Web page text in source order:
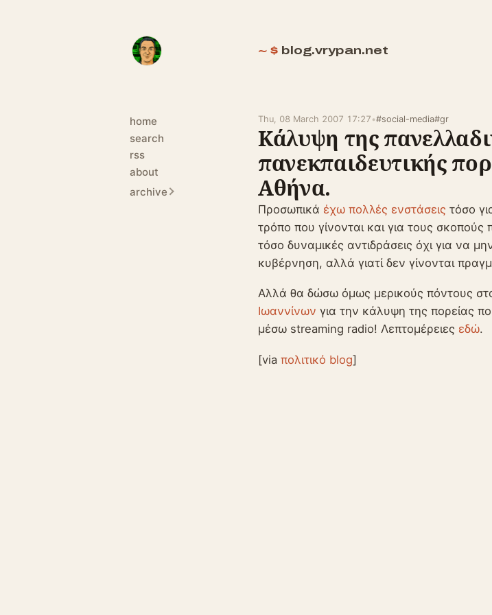
home
search
rss
about
archive
blog.vrypan.net
Thu, 08 March 2007 17:27 •#social-media#gr
Κάλυψη της
πανεκπαιδευτικής
Αθήνα.
Προσωπικά έχω πολλές ενστάσεις τόσο
τρόπο που γίνονται και για τους
τόσο δυναμικές αντιδράσεις όχι για να
κυβέρνηση, αλλά γιατί δεν γίνονται
Αλλά θα δώσω όμως μερικούς πόντους
Ιωαννίνων για την κάλυψη της πορείας
μέσω streaming radio! Λεπτομέρειες εδώ.
[via πολιτικό blog]